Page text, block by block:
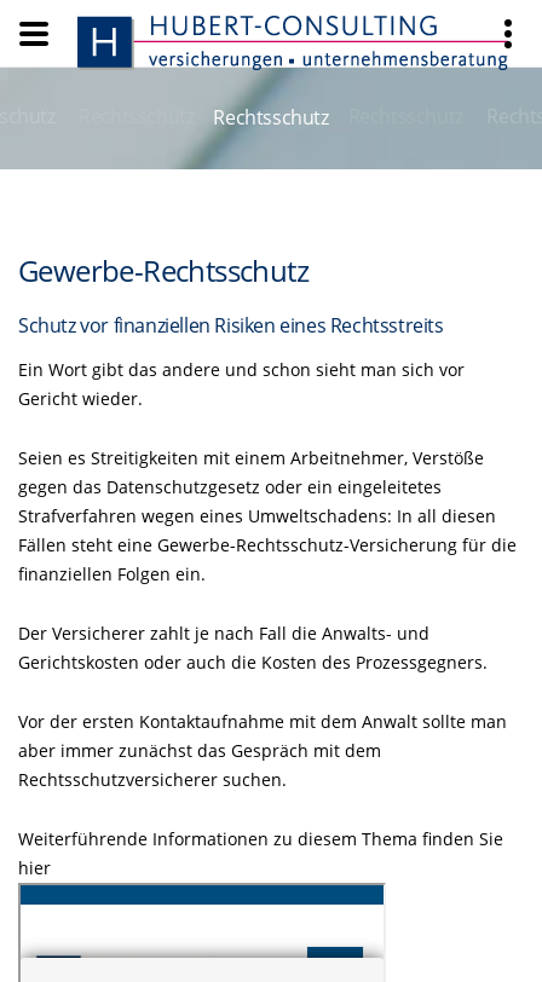
Rechtsschutz
Gewerbe-Rechtsschutz
Schutz vor finanziellen Risiken eines Rechtsstreits
Ein Wort gibt das andere und schon sieht man sich vor
Gericht wieder.
Seien es Streitigkeiten mit einem Arbeitnehmer, Verstöße
gegen das Datenschutzgesetz oder ein eingeleitetes
Strafverfahren wegen eines Umweltschadens: In all diesen
Fällen steht eine Gewerbe-Rechtsschutz-Versicherung für die
finanziellen Folgen ein.
Der Versicherer zahlt je nach Fall die Anwalts- und
Gerichtskosten oder auch die Kosten des Prozessgegners.
Vor der ersten Kontaktaufnahme mit dem Anwalt sollte man
aber immer zunächst das Gespräch mit dem
Rechtsschutzversicherer suchen.
Weiterführende Informationen zu diesem Thema finden Sie
hier